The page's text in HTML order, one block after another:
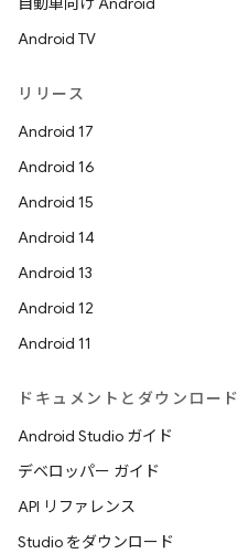
Android TV
リリース
Android 17
Android 16
Android 15
Android 14
Android 13
Android 12
Android 11
ドキュメントとダウンロード
Android Studio ガイド
デベロッパー ガイド
API リファレンス
Studio をダウンロード